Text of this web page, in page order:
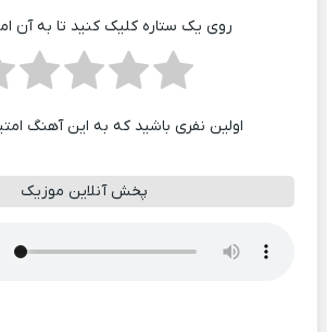
روی یک ستاره کلیک کنید تا به آن
اولین نفری باشید که به این آهنگ
پخش آنلاین موزیک